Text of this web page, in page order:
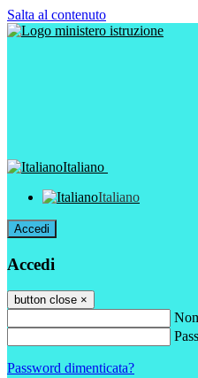
Salta al contenuto
Italiano
Italiano
Accedi
Accedi
button close ×
Password dimenticata?